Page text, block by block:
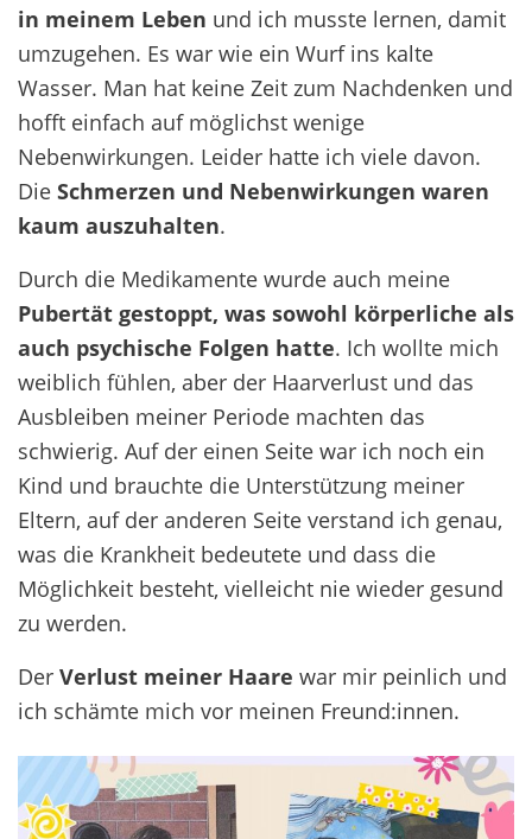
in meinem Leben und ich musste lernen, damit
umzugehen. Es war wie ein Wurf ins kalte
Wasser. Man hat keine Zeit zum Nachdenken und
hofft einfach auf möglichst wenige
Nebenwirkungen. Leider hatte ich viele davon.
Die Schmerzen und Nebenwirkungen waren
kaum auszuhalten.
Durch die Medikamente wurde auch meine
Pubertät gestoppt, was sowohl körperliche als
auch psychische Folgen hatte. Ich wollte mich
weiblich fühlen, aber der Haarverlust und das
Ausbleiben meiner Periode machten das
schwierig. Auf der einen Seite war ich noch ein
Kind und brauchte die Unterstützung meiner
Eltern, auf der anderen Seite verstand ich genau,
was die Krankheit bedeutete und dass die
Möglichkeit besteht, vielleicht nie wieder gesund
zu werden.
Der Verlust meiner Haare war mir peinlich und
ich schämte mich vor meinen Freund:innen.